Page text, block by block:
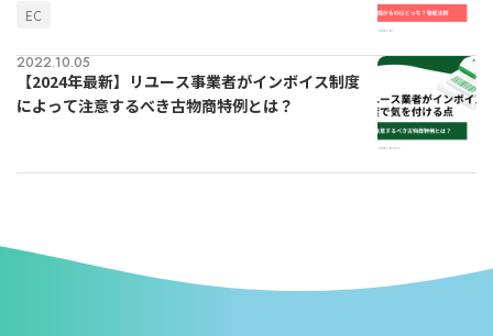
EC
2022.10.05
【2024年最新】リユース事業者がインボイス制度
によって注意するべき古物商特例とは？